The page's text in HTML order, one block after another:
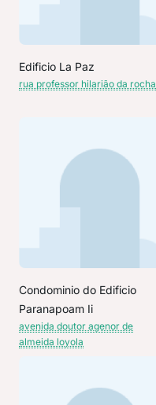
Edificio La Paz
rua professor hilarião da rocha
Condominio do Edificio
Paranapoam Ii
avenida doutor agenor de
almeida loyola